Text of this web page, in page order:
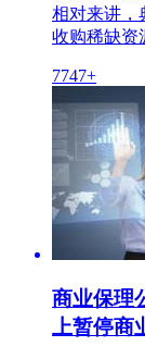
相对来讲，
收购稀缺资
7747+
商业保理
上暂停商